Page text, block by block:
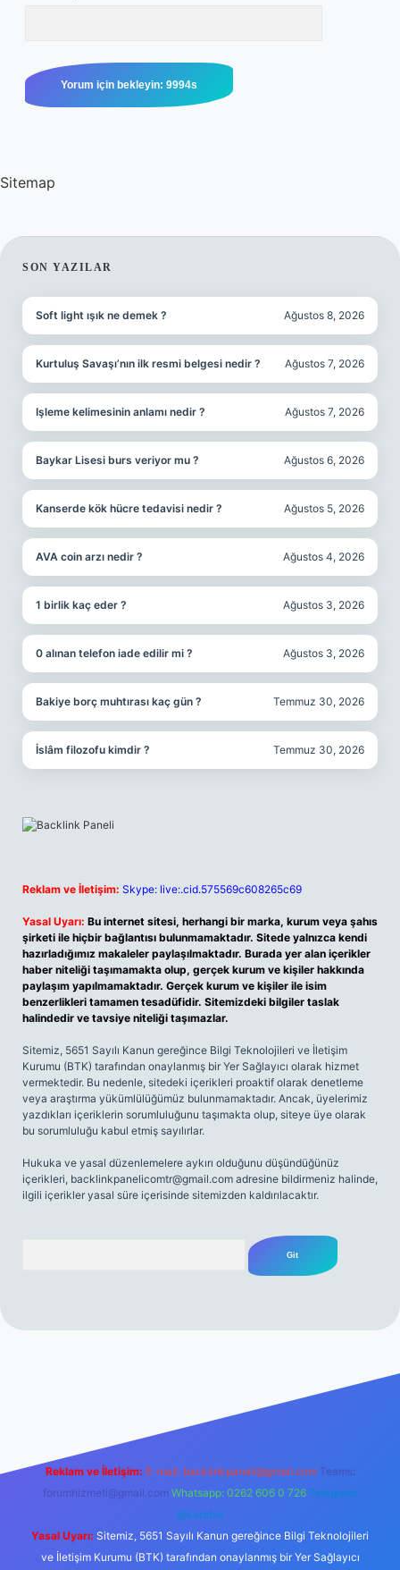
Sitemap
SIDEBAR
SON YAZILAR
Soft light ışık ne demek ? Ağustos 8, 2026
Kurtuluş Savaşı’nın ilk resmi belgesi nedir ? Ağustos 7, 2026
Işleme kelimesinin anlamı nedir ? Ağustos 7, 2026
Baykar Lisesi burs veriyor mu ? Ağustos 6, 2026
Kanserde kök hücre tedavisi nedir ? Ağustos 5, 2026
AVA coin arzı nedir ? Ağustos 4, 2026
1 birlik kaç eder ? Ağustos 3, 2026
0 alınan telefon iade edilir mi ? Ağustos 3, 2026
Bakiye borç muhtırası kaç gün ? Temmuz 30, 2026
İslâm filozofu kimdir ? Temmuz 30, 2026
Reklam ve İletişim: Skype: live:.cid.575569c608265c69
Yasal Uyarı: Bu internet sitesi, herhangi bir marka, kurum veya şahıs
şirketi ile hiçbir bağlantısı bulunmamaktadır. Sitede yalnızca kendi
hazırladığımız makaleler paylaşılmaktadır. Burada yer alan içerikler
haber niteliği taşımamakta olup, gerçek kurum ve kişiler hakkında
paylaşım yapılmamaktadır. Gerçek kurum ve kişiler ile isim
benzerlikleri tamamen tesadüfidir. Sitemizdeki bilgiler taslak
halindedir ve tavsiye niteliği taşımazlar.
Sitemiz, 5651 Sayılı Kanun gereğince Bilgi Teknolojileri ve İletişim
Kurumu (BTK) tarafından onaylanmış bir Yer Sağlayıcı olarak hizmet
vermektedir. Bu nedenle, sitedeki içerikleri proaktif olarak denetleme
veya araştırma yükümlülüğümüz bulunmamaktadır. Ancak, üyelerimiz
yazdıkları içeriklerin sorumluluğunu taşımakta olup, siteye üye olarak
bu sorumluluğu kabul etmiş sayılırlar.
Hukuka ve yasal düzenlemelere aykırı olduğunu düşündüğünüz
içerikleri, backlinkpanelicomtr@gmail.com adresine bildirmeniz halinde,
ilgili içerikler yasal süre içerisinde sitemizden kaldırılacaktır.
Reklam ve İletişim: E-mail: backlinkpaneli@gmail.com Teams:
forumhizmeti@gmail.com Whatsapp: 0262 606 0 726 Telegram:
@karabul
Yasal Uyarı: Sitemiz, 5651 Sayılı Kanun gereğince Bilgi Teknolojileri
ve İletişim Kurumu (BTK) tarafından onaylanmış bir Yer Sağlayıcı